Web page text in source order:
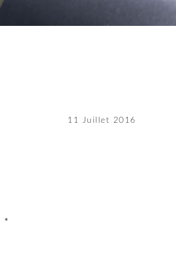
11 Juillet 2016
*